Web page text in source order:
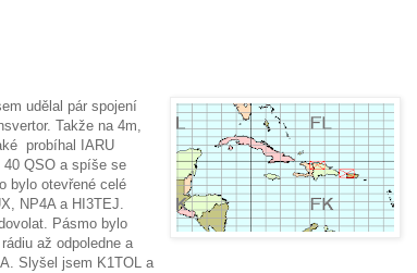
udělal pár spojení
Takže na 4m,
probíhal IARU
40 QSO a spíše se
bylo otevřené celé
NP4A a HI3TEJ.
Pásmo bylo
až odpoledne a
Slyšel jsem K1TOL a